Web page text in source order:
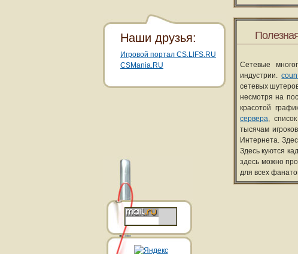
Сетевые
индустрии.
сетевых
несмотря на
красотой
сервера,
тысячам
Интернета.
Здесь куются
здесь можно
для всех
Наши друзья:
Игровой портал CS.LIFS.RU
CSMania.RU